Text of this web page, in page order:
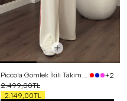
Piccola Gömlek İkili Takım Kırmızı
+2
2.499,00TL
2.149,00TL